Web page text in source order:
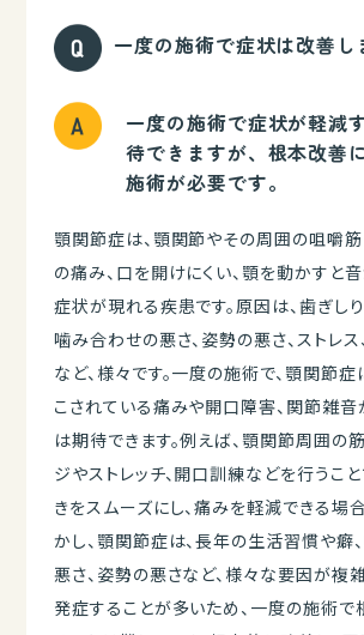
一度の施術で症状は改善し
一度の施術で症状が軽減
待できますが、根本改善
施術が必要です。
顎関節症は、顎関節やその周囲の咀嚼筋（
の痛み、口を開けにくい、顎を動かすと
症状が現れる疾患です。原因は、歯ぎしり
噛み合わせの悪さ、姿勢の悪さ、ストレ
など、様々です。一度の施術で、顎関節症
こされている痛みや開口障害、関節雑
は期待できます。例えば、顎関節周囲の
ジやストレッチ、開口訓練などを行うこ
きをスムーズにし、痛みを軽減できる場
かし、顎関節症は、長年の生活習慣や癖
悪さ、姿勢の悪さなど、様々な要因が複
発症することが多いため、一度の施術